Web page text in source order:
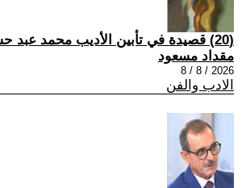
(20) قصيدة في تأبين الأديب محمد عبد حسن
مقداد مسعود
2026 / 8 / 8
الادب والفن